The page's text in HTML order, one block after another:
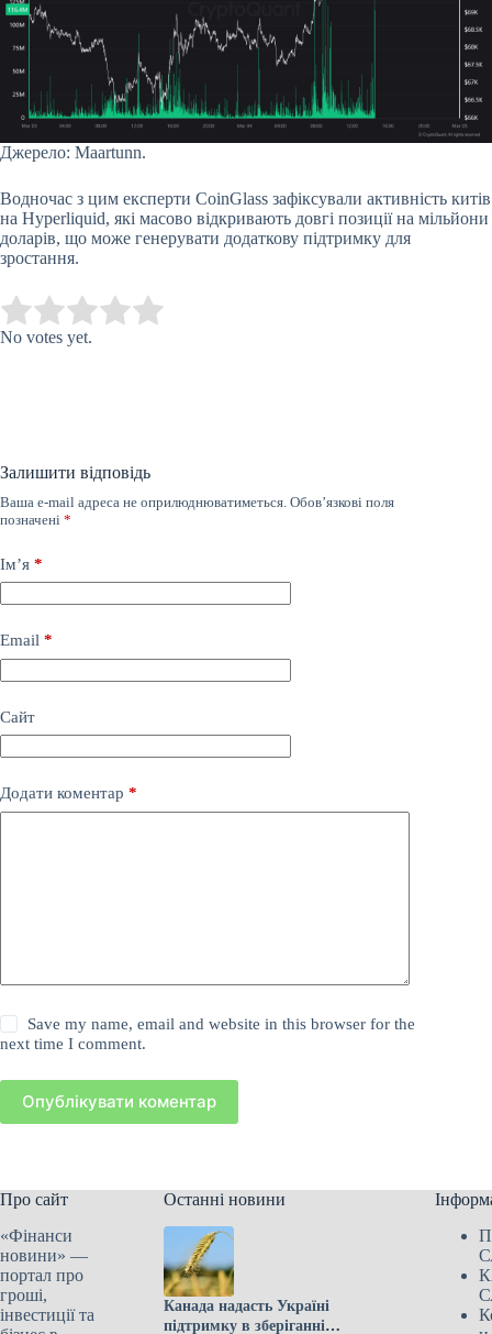
Джерело: Maartunn.
Водночас з цим експерти CoinGlass зафіксували активність китів
на Hyperliquid, які масово відкривають довгі позиції на мільйони
доларів, що може генерувати додаткову підтримку для
зростання.
Rate this item:
No votes yet.
Залишити відповідь
Ваша e-mail адреса не оприлюднюватиметься. Обов’язкові поля
позначені *
Ім’я *
Email *
Сайт
Додати коментар *
Save my name, email and website in this browser for the
next time I comment.
Опублікувати коментар
Про сайт
«Фінанси
новини» —
портал про
гроші,
інвестиції та
Останні новини
Канада надасть Україні
підтримку в зберіганні